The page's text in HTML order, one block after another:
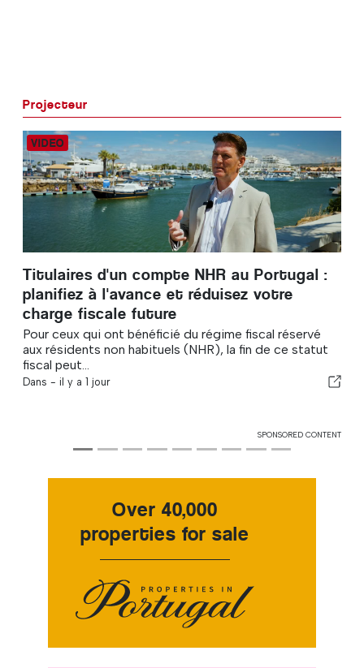
Projecteur
Titulaires d'un compte NHR au Portugal :
planifiez à l'avance et réduisez votre
charge fiscale future
Pour ceux qui ont bénéficié du régime fiscal réservé
aux résidents non habituels (NHR), la fin de ce statut
fiscal peut...
Dans - il y a 1 jour
SPONSORED CONTENT
Over 40,000
properties for sale